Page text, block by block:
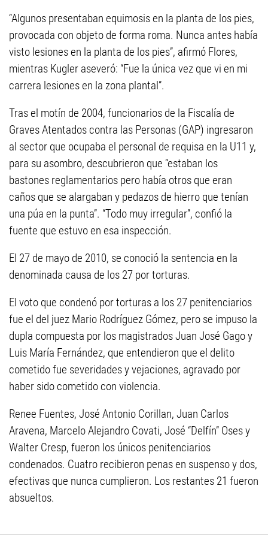
“Algunos presentaban equimosis en la planta de los pies,
provocada con objeto de forma roma. Nunca antes había
visto lesiones en la planta de los pies”, afirmó Flores,
mientras Kugler aseveró: “Fue la única vez que vi en mi
carrera lesiones en la zona plantal”.
Tras el motín de 2004, funcionarios de la Fiscalía de
Graves Atentados contra las Personas (GAP) ingresaron
al sector que ocupaba el personal de requisa en la U11 y,
para su asombro, descubrieron que “estaban los
bastones reglamentarios pero había otros que eran
caños que se alargaban y pedazos de hierro que tenían
una púa en la punta”. “Todo muy irregular”, confió la
fuente que estuvo en esa inspección.
El 27 de mayo de 2010, se conoció la sentencia en la
denominada causa de los 27 por torturas.
El voto que condenó por torturas a los 27 penitenciarios
fue el del juez Mario Rodríguez Gómez, pero se impuso la
dupla compuesta por los magistrados Juan José Gago y
Luis María Fernández, que entendieron que el delito
cometido fue severidades y vejaciones, agravado por
haber sido cometido con violencia.
Renee Fuentes, José Antonio Corillan, Juan Carlos
Aravena, Marcelo Alejandro Covati, José “Delfín” Oses y
Walter Cresp, fueron los únicos penitenciarios
condenados. Cuatro recibieron penas en suspenso y dos,
efectivas que nunca cumplieron. Los restantes 21 fueron
absueltos.